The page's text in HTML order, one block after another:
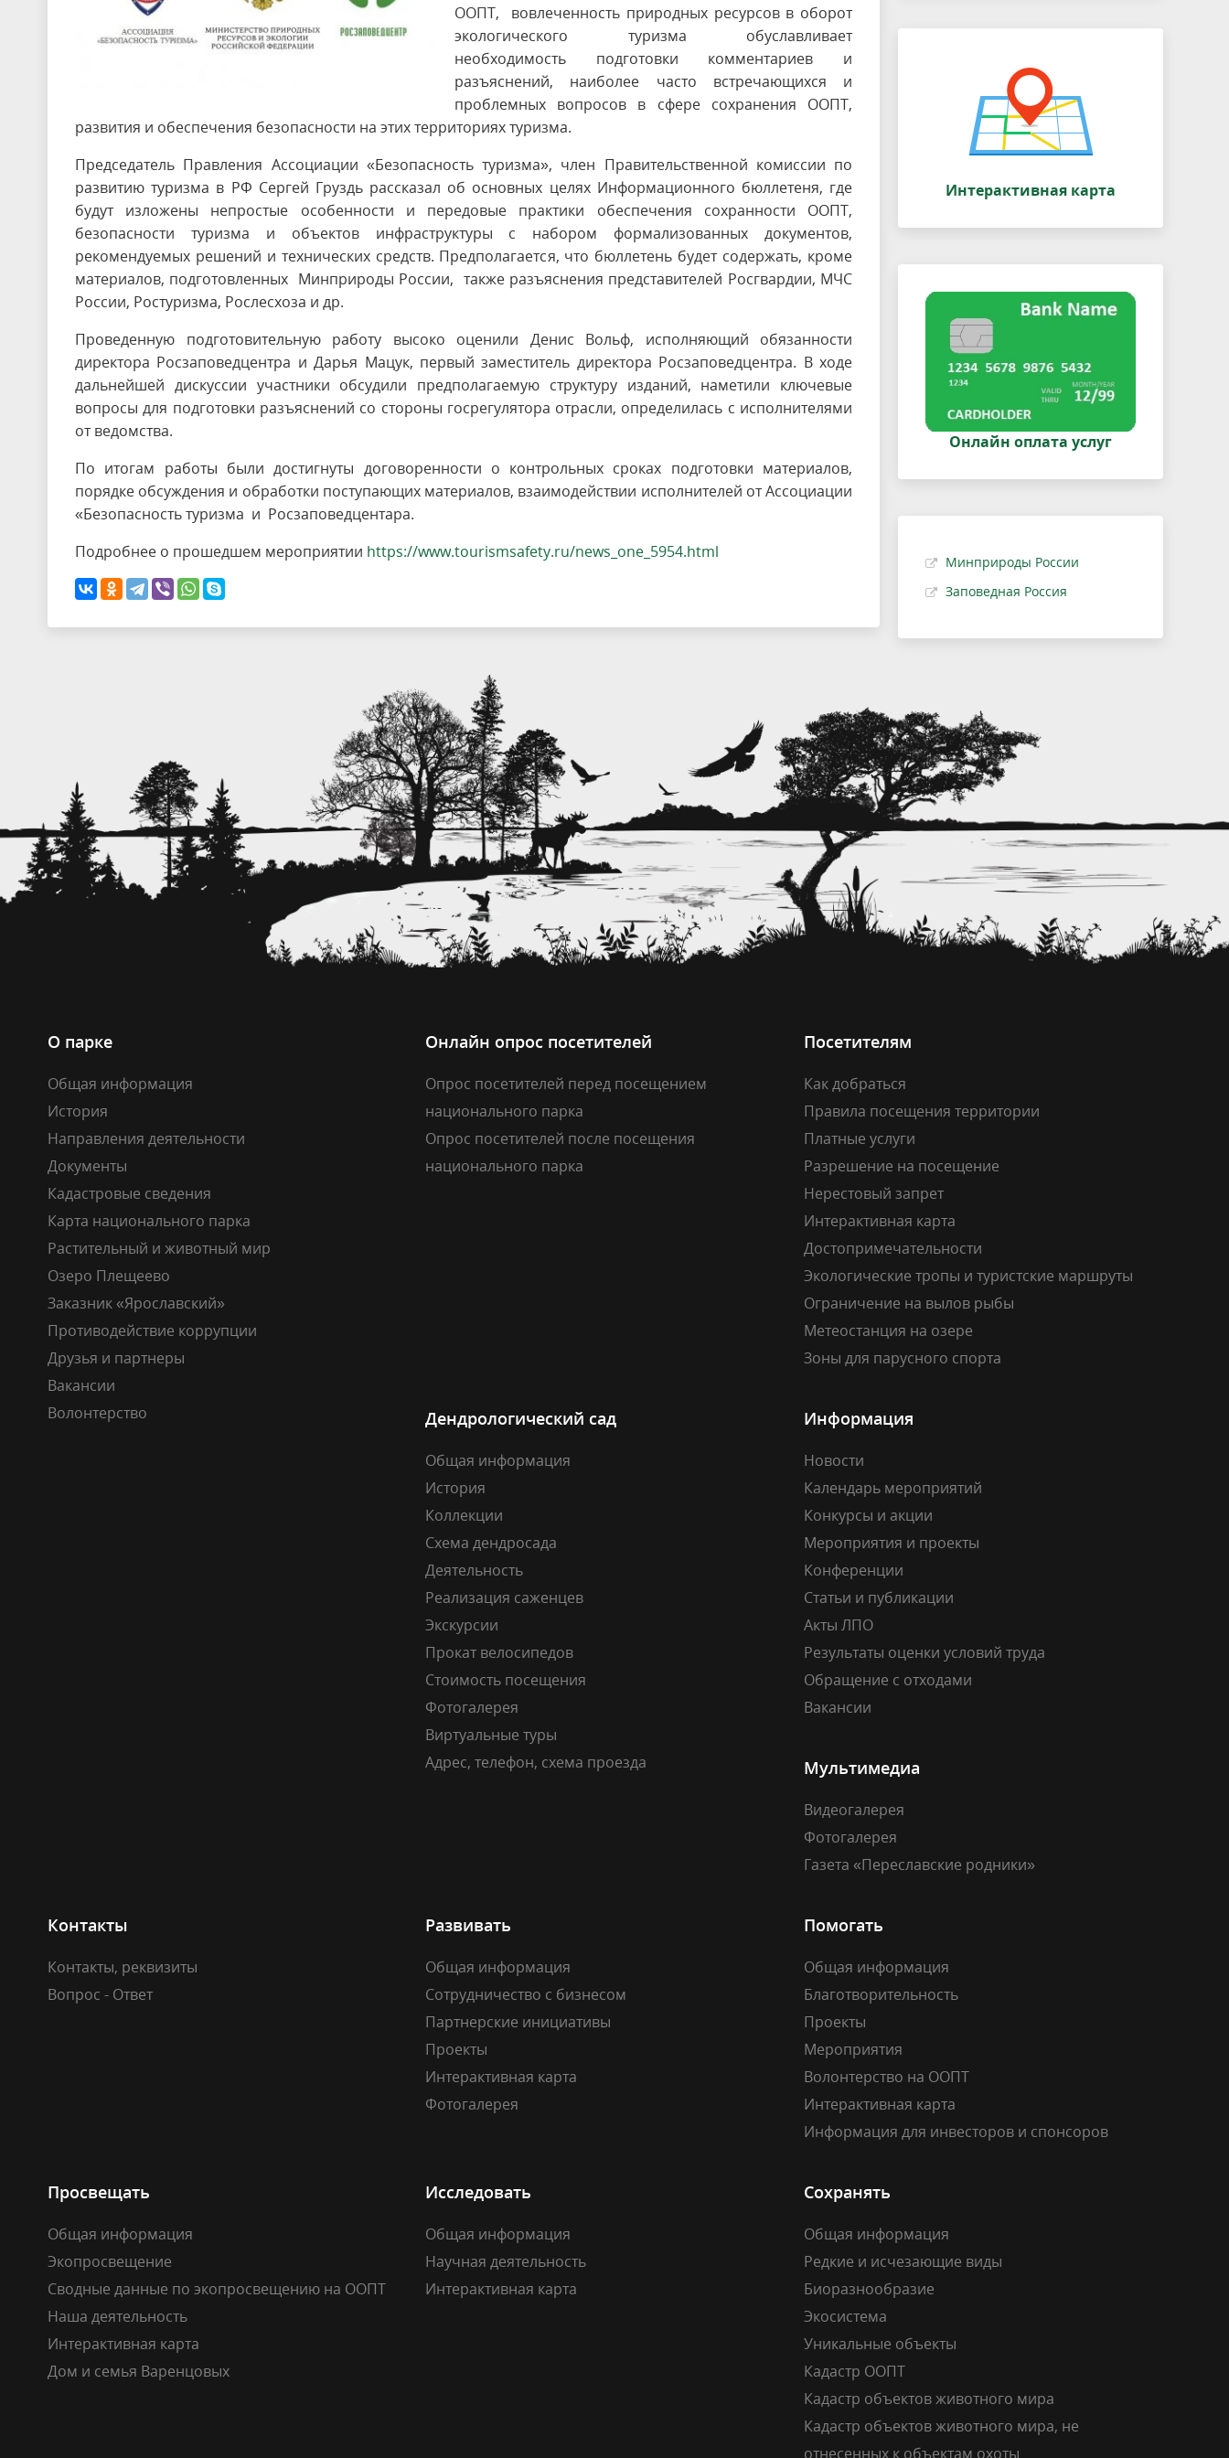
ООПТ, вовлеченность природных ресурсов в оборот
экологического туризма обуславливает
необходимость подготовки комментариев и
разъяснений, наиболее часто встречающихся и
проблемных вопросов в сфере сохранения ООПТ,
развития и обеспечения безопасности на этих территориях туризма.
Председатель Правления Ассоциации «Безопасность туризма», член Правительственной комиссии по
развитию туризма в РФ Сергей Груздь рассказал об основных целях Информационного бюллетеня, где
будут изложены непростые особенности и передовые практики обеспечения сохранности ООПТ,
безопасности туризма и объектов инфраструктуры с набором формализованных документов,
рекомендуемых решений и технических средств. Предполагается, что бюллетень будет содержать, кроме
материалов, подготовленных Минприроды России, также разъяснения представителей Росгвардии, МЧС
России, Ростуризма, Рослесхоза и др.
Проведенную подготовительную работу высоко оценили Денис Вольф, исполняющий обязанности
директора Росзаповедцентра и Дарья Мацук, первый заместитель директора Росзаповедцентра. В ходе
дальнейшей дискуссии участники обсудили предполагаемую структуру изданий, наметили ключевые
вопросы для подготовки разъяснений со стороны госрегулятора отрасли, определилась с исполнителями
от ведомства.
По итогам работы были достигнуты договоренности о контрольных сроках подготовки материалов,
порядке обсуждения и обработки поступающих материалов, взаимодействии исполнителей от Ассоциации
«Безопасность туризма и Росзаповедцентара.
Подробнее о прошедшем мероприятии https://www.tourismsafety.ru/news_one_5954.html
Интерактивная карта
Онлайн оплата услуг
Минприроды России
Заповедная Россия
О парке
Общая информация
История
Направления деятельности
Документы
Кадастровые сведения
Карта национального парка
Растительный и животный мир
Озеро Плещеево
Заказник «Ярославский»
Противодействие коррупции
Друзья и партнеры
Вакансии
Волонтерство
Онлайн опрос посетителей
Опрос посетителей перед посещением
национального парка
Опрос посетителей после посещения
национального парка
Посетителям
Как добраться
Правила посещения территории
Платные услуги
Разрешение на посещение
Нерестовый запрет
Интерактивная карта
Достопримечательности
Экологические тропы и туристские маршруты
Ограничение на вылов рыбы
Метеостанция на озере
Зоны для парусного спорта
Дендрологический сад
Общая информация
История
Коллекции
Схема дендросада
Деятельность
Реализация саженцев
Экскурсии
Прокат велосипедов
Стоимость посещения
Фотогалерея
Виртуальные туры
Адрес, телефон, схема проезда
Информация
Новости
Календарь мероприятий
Конкурсы и акции
Мероприятия и проекты
Конференции
Статьи и публикации
Акты ЛПО
Результаты оценки условий труда
Обращение с отходами
Вакансии
Мультимедиа
Видеогалерея
Фотогалерея
Газета «Переславские родники»
Контакты
Контакты, реквизиты
Вопрос - Ответ
Развивать
Общая информация
Сотрудничество с бизнесом
Партнерские инициативы
Проекты
Интерактивная карта
Фотогалерея
Помогать
Общая информация
Благотворительность
Проекты
Мероприятия
Волонтерство на ООПТ
Интерактивная карта
Информация для инвесторов и спонсоров
Просвещать
Общая информация
Экопросвещение
Сводные данные по экопросвещению на ООПТ
Наша деятельность
Интерактивная карта
Дом и семья Варенцовых
Исследовать
Общая информация
Научная деятельность
Интерактивная карта
Сохранять
Общая информация
Редкие и исчезающие виды
Биоразнообразие
Экосистема
Уникальные объекты
Кадастр ООПТ
Кадастр объектов животного мира
Кадастр объектов животного мира, не
отнесенных к объектам охоты